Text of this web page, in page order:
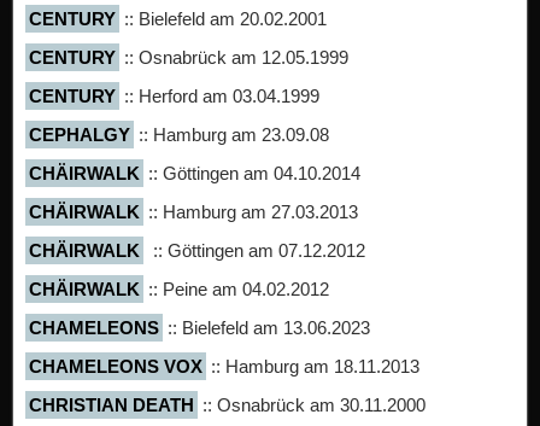
CENTURY :: Bielefeld am 20.02.2001
CENTURY :: Osnabrück am 12.05.1999
CENTURY :: Herford am 03.04.1999
CEPHALGY :: Hamburg am 23.09.08
CHÄIRWALK :: Göttingen am 04.10.2014
CHÄIRWALK :: Hamburg am 27.03.2013
CHÄIRWALK
:: Göttingen am 07.12.2012
CHÄIRWALK :: Peine am 04.02.2012
CHAMELEONS :: Bielefeld am 13.06.2023
CHAMELEONS VOX :: Hamburg am 18.11.2013
CHRISTIAN DEATH :: Osnabrück am 30.11.2000